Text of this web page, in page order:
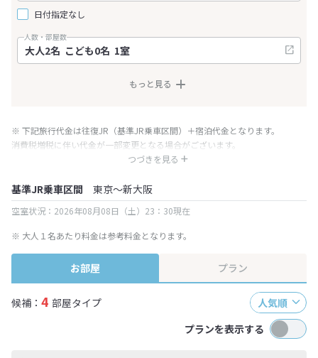
日付指定なし
人数・部屋数
もっと見る
つづきを見る
※ 下記旅行代金は往復JR（基準JR乗車区間）＋宿泊代金となります。
消費税増税に伴い代金が一部変更となる場合がございます。
※ 表示されている旅行代金・プラン内容は一定時間ごとに更新されます。最
基準JR乗車区間 東京～新大阪
空室状況：2026年08月08日（土）23：30現在
※ 大人１名あたり料金は参考料金となります。
お部屋 プラン
候補： 4 部屋タイプ
人気順
プランを表示する